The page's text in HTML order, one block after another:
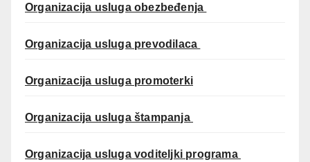
Organizacija usluga obezbeđenja
Organizacija usluga prevodilaca
Organizacija usluga promoterki
Organizacija usluga štampanja
Organizacija usluga voditeljki programa